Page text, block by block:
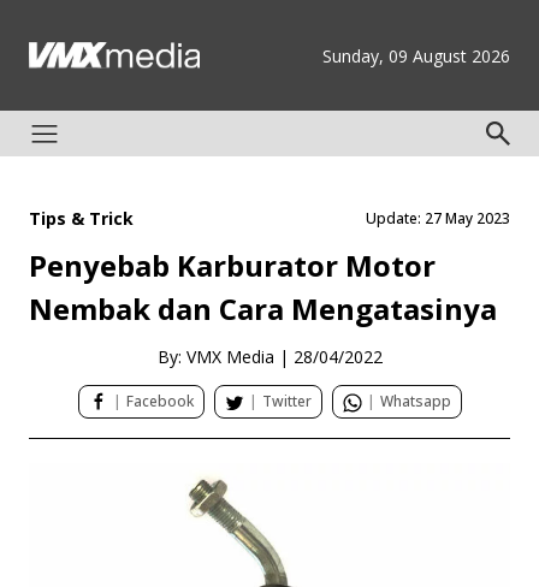
Sunday, 09 August 2026
Tips & Trick Update: 27 May 2023
Penyebab Karburator Motor
Nembak dan Cara Mengatasinya
By: VMX Media | 28/04/2022
| Facebook | Twitter | Whatsapp